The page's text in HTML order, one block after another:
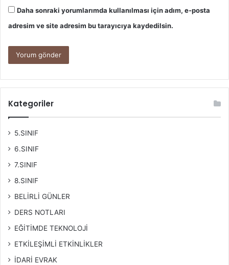
Daha sonraki yorumlarımda kullanılması için adım, e-posta
adresim ve site adresim bu tarayıcıya kaydedilsin.
Kategoriler
5.SINIF
6.SINIF
7.SINIF
8.SINIF
BELİRLİ GÜNLER
DERS NOTLARI
EĞİTİMDE TEKNOLOJİ
ETKİLEŞİMLİ ETKİNLİKLER
İDARİ EVRAK